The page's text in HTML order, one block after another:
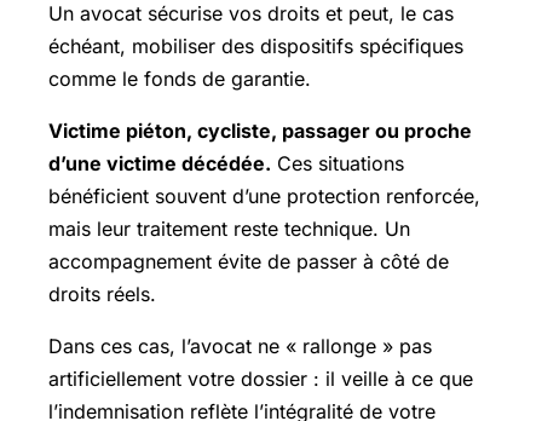
Un avocat sécurise vos droits et peut, le cas
échéant, mobiliser des dispositifs spécifiques
comme le fonds de garantie.
Victime piéton, cycliste, passager ou proche
d’une victime décédée. Ces situations
bénéficient souvent d’une protection renforcée,
mais leur traitement reste technique. Un
accompagnement évite de passer à côté de
droits réels.
Dans ces cas, l’avocat ne « rallonge » pas
artificiellement votre dossier : il veille à ce que
l’indemnisation reflète l’intégralité de votre